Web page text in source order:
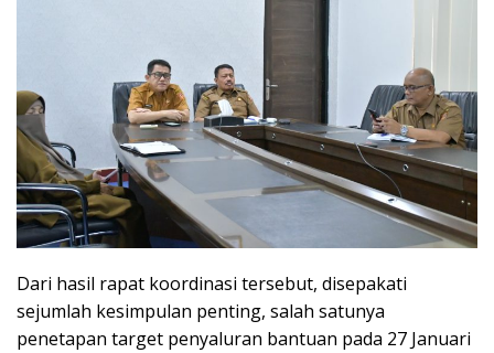
Dari hasil rapat koordinasi tersebut, disepakati
sejumlah kesimpulan penting, salah satunya
penetapan target penyaluran bantuan pada 27 Januari